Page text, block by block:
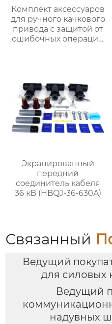
Комплект аксессуаров
для ручного качкового
привода с защитой от
ошибочных операций
Экранированный
передний
соединитель кабеля
36 кВ (HBQJ-36-630A)
Связанный
Ведущий
для силовых
Ведущий
надувных